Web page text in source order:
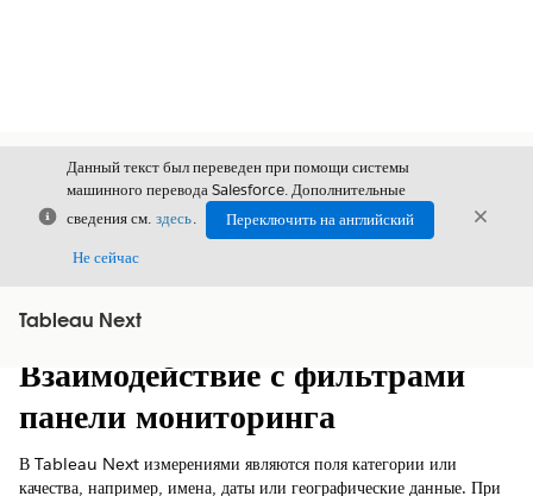
Закрыть
Данный текст был переведен при помощи системы
машинного перевода Salesforce. Дополнительные
сведения см. здесь.
Переключить на английский
Не сейчас
Tableau NextПоказать содержание
Содержание
Взаимодействие с фильтрами
панели мониторинга
В Tableau Next измерениями являются поля категории или
качества, например, имена, даты или географические данные. При